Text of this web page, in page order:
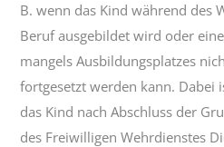
B. wenn das Kind während des
Beruf ausgebildet wird oder
mangels Ausbildungsplatzes
fortgesetzt werden kann. Dabei
das Kind nach Abschluss der
des Freiwilligen Wehrdienstes